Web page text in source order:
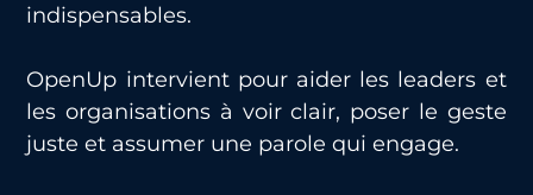
indispensables.
OpenUp intervient pour aider les leaders et
les organisations à voir clair, poser le geste
juste et assumer une parole qui engage.